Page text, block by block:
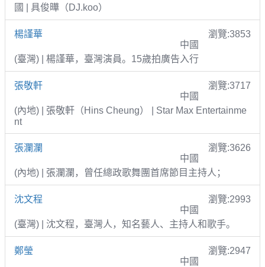
國 | 具俊曄（DJ.koo）
楊謹華
瀏覽:3853
中國
(臺灣) | 楊謹華，臺灣演員。15歲拍廣告入行
張敬軒
瀏覽:3717
中國
(內地) | 張敬軒（Hins Cheung） | Star Max Entertainme
nt
張瀾瀾
瀏覽:3626
中國
(內地) | 張瀾瀾，曾任總政歌舞團首席節目主持人；
沈文程
瀏覽:2993
中國
(臺灣) | 沈文程，臺灣人，知名藝人、主持人和歌手。
鄭瑩
瀏覽:2947
中國